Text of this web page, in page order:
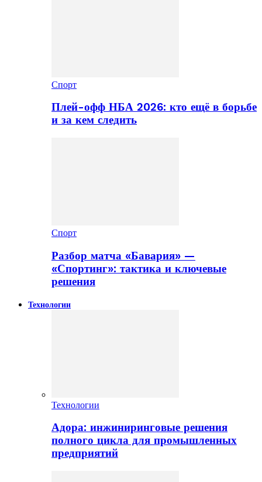
Спорт
Плей-офф НБА 2026: кто ещё в борьбе
и за кем следить
Спорт
Разбор матча «Бавария» —
«Спортинг»: тактика и ключевые
решения
Технологии
Технологии
Адора: инжиниринговые решения
полного цикла для промышленных
предприятий